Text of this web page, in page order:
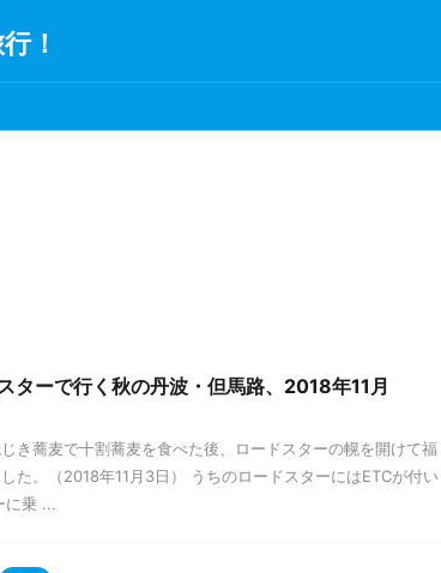
！
ターで行く秋の丹波・但馬路、2018年11月
き蕎麦で十割蕎麦を食べた後、ロードスターの幌を開けて福
た。（2018年11月3日） うちのロードスターにはETCが付い
に乗 ...